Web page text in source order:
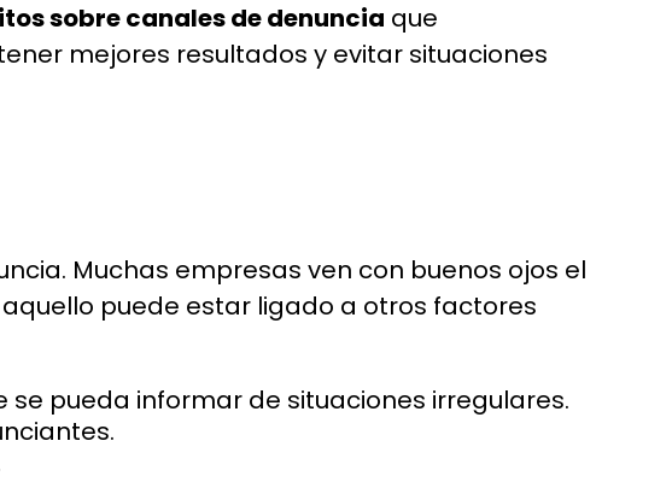
sobre canales de denuncia que
mejores resultados y evitar situaciones
Muchas empresas ven con buenos ojos el
puede estar ligado a otros factores
pueda informar de situaciones irregulares.